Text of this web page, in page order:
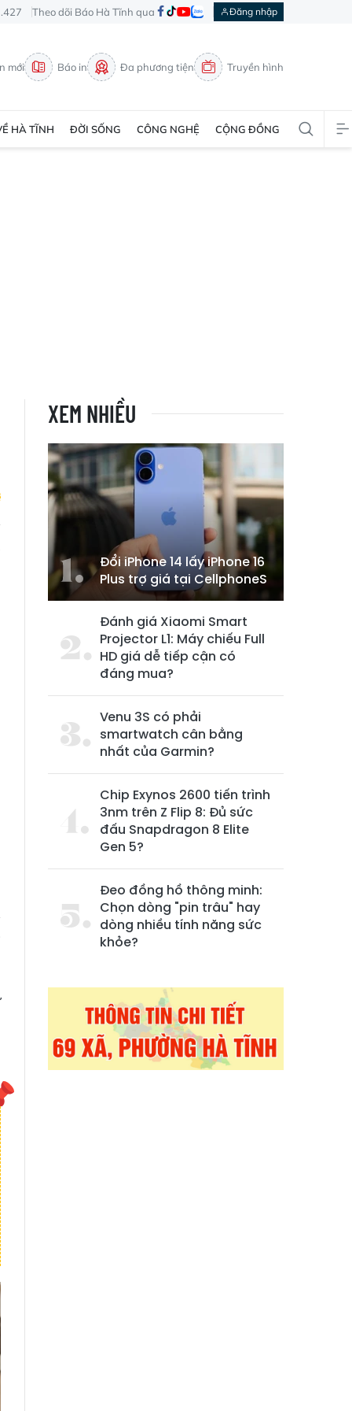
Theo dõi Báo Hà Tĩnh qua Đăng nhập
mới Báo in Đa phương tiện Truyền hình
HÀ TĨNH ĐỜI SỐNG CÔNG NGHỆ CỘNG ĐỒNG
XEM NHIỀU
Đổi iPhone 14 lấy iPhone 16
Plus trợ giá tại CellphoneS
Đánh giá Xiaomi Smart
Projector L1: Máy chiếu Full
HD giá dễ tiếp cận có
đáng mua?
Venu 3S có phải
smartwatch cân bằng
nhất của Garmin?
Chip Exynos 2600 tiến trình
3nm trên Z Flip 8: Đủ sức
đấu Snapdragon 8 Elite
Gen 5?
Đeo đồng hồ thông minh:
Chọn dòng "pin trâu" hay
dòng nhiều tính năng sức
khỏe?